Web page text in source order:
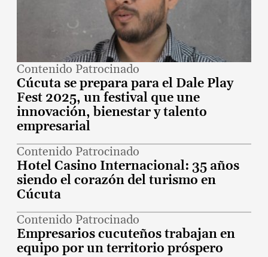
Contenido Patrocinado
Cúcuta se prepara para el Dale Play
Fest 2025, un festival que une
innovación, bienestar y talento
empresarial
Contenido Patrocinado
Hotel Casino Internacional: 35 años
siendo el corazón del turismo en
Cúcuta
Contenido Patrocinado
Empresarios cucuteños trabajan en
equipo por un territorio próspero